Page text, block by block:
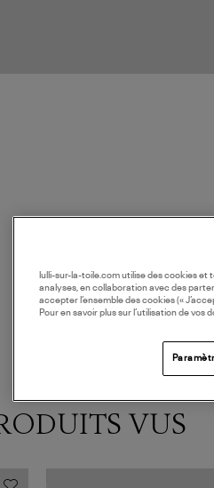
VUS
lulli-sur-la-toile.com utilise des cookies et
analyses, en collaboration avec des
accepter l’ensemble des cookies («
Pour en savoir plus sur l’utilisation de vos